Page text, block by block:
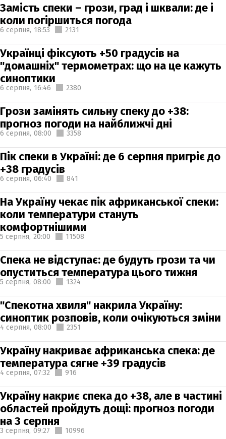
Замість спеки – грози, град і шквали: де і
коли погіршиться погода
6 серпня, 18:53 2131
Українці фіксують +50 градусів на
"домашніх" термометрах: що на це кажуть
синоптики
6 серпня, 16:46 2380
Грози замінять сильну спеку до +38:
прогноз погоди на найближчі дні
6 серпня, 08:00 3358
Пік спеки в Україні: де 6 серпня пригріє до
+38 градусів
6 серпня, 06:40 841
На Україну чекає пік африканської спеки:
коли температури стануть
комфортнішими
5 серпня, 20:00 11508
Спека не відступає: де будуть грози та чи
опуститься температура цього тижня
5 серпня, 08:00 1324
"Спекотна хвиля" накрила Україну:
синоптик розповів, коли очікуються зміни
4 серпня, 08:00 2351
Україну накриває африканська спека: де
температура сягне +39 градусів
4 серпня, 07:32 916
Україну накриє спека до +38, але в частині
областей пройдуть дощі: прогноз погоди
на 3 серпня
3 серпня, 09:27 10996